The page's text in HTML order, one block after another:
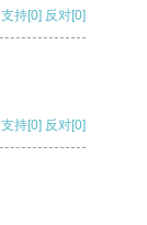
支持[0] 反对[0]
支持[0] 反对[0]